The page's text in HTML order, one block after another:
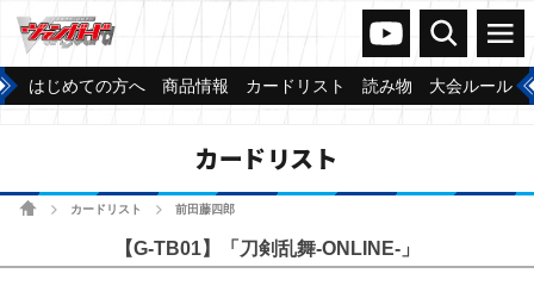
ヴァンガードch
検索 メニュー
はじめての方へ 商品情報 カードリスト 読み物 大会ルール
カードリスト
ホームカードリスト 前田藤四郎
【G-TB01】「刀剣乱舞-ONLINE-」